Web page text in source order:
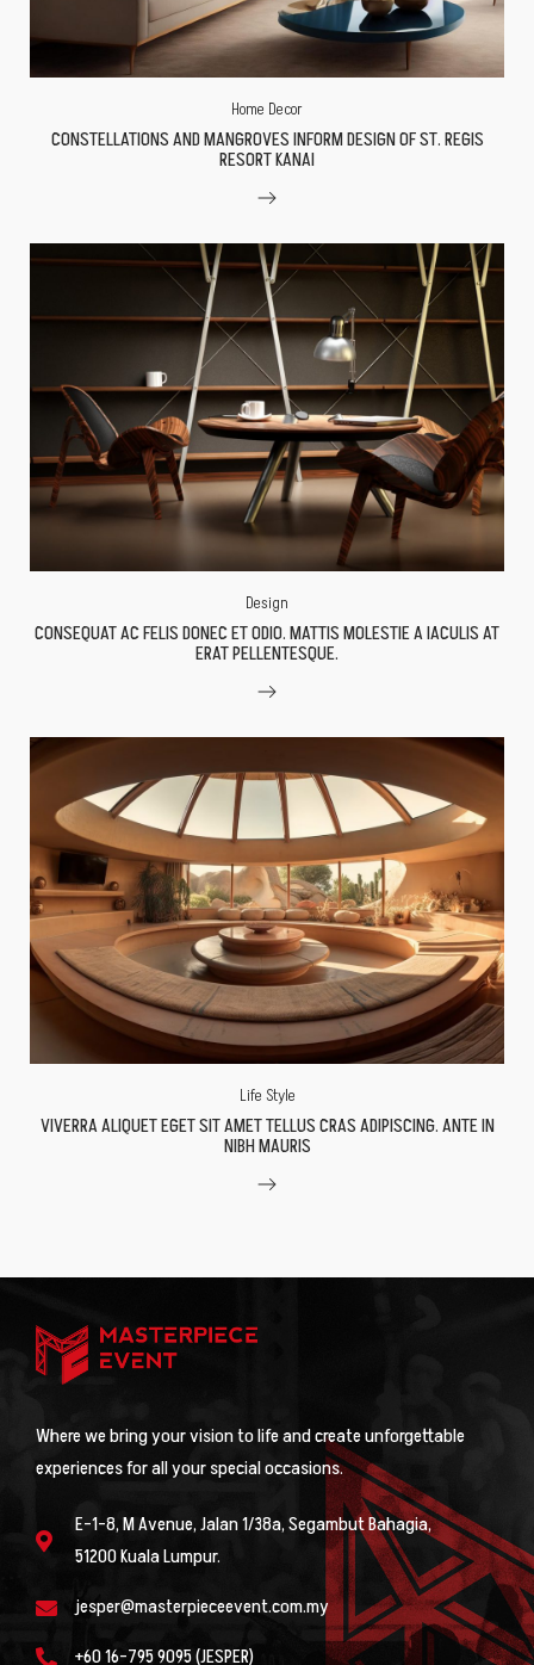
Home Decor
CONSTELLATIONS AND MANGROVES INFORM DESIGN OF ST. REGIS
RESORT KANAI
Design
CONSEQUAT AC FELIS DONEC ET ODIO. MATTIS MOLESTIE A IACULIS AT
ERAT PELLENTESQUE.
Life Style
VIVERRA ALIQUET EGET SIT AMET TELLUS CRAS ADIPISCING. ANTE IN
NIBH MAURIS
Where we bring your vision to life and create unforgettable
experiences for all your special occasions.
E-1-8, M Avenue, Jalan 1/38a, Segambut Bahagia,
51200 Kuala Lumpur.
jesper@masterpieceevent.com.my
+60 16-795 9095 (JESPER)